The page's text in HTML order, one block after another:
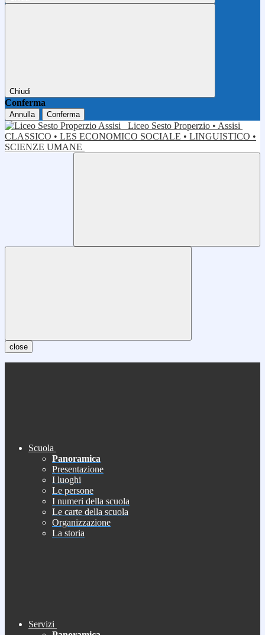
Chiudi
Conferma
Annulla Conferma
Liceo Sesto Properzio • Assisi
CLASSICO • LES ECONOMICO SOCIALE • LINGUISTICO •
SCIENZE UMANE
close
Scuola
Panoramica
Presentazione
I luoghi
Le persone
I numeri della scuola
Le carte della scuola
Organizzazione
La storia
Servizi